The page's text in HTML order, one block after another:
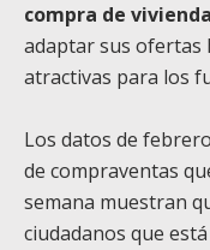
compra de vivienda
adaptar sus ofertas
atractivas para los
Los datos de
de compraventas
semana muestran
ciudadanos que